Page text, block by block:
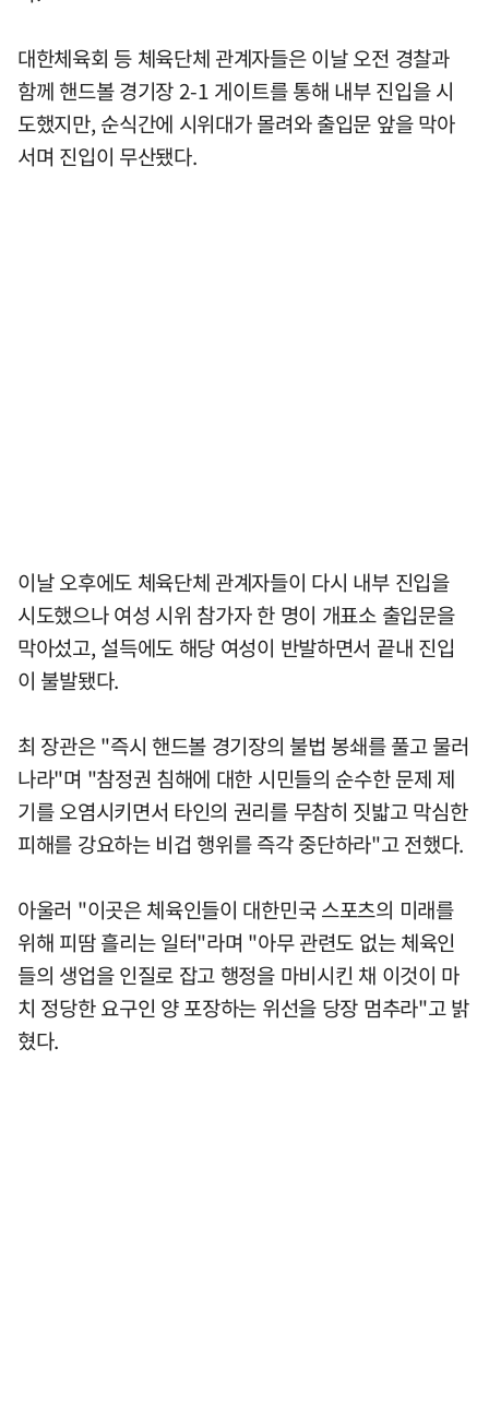
대한체육회 등 체육단체 관계자들은 이날 오전 경찰과
함께 핸드볼 경기장 2-1 게이트를 통해 내부 진입을 시
도했지만, 순식간에 시위대가 몰려와 출입문 앞을 막아
서며 진입이 무산됐다.
이날 오후에도 체육단체 관계자들이 다시 내부 진입을
시도했으나 여성 시위 참가자 한 명이 개표소 출입문을
막아섰고, 설득에도 해당 여성이 반발하면서 끝내 진입
이 불발됐다.
최 장관은 "즉시 핸드볼 경기장의 불법 봉쇄를 풀고 물러
나라"며 "참정권 침해에 대한 시민들의 순수한 문제 제
기를 오염시키면서 타인의 권리를 무참히 짓밟고 막심한
피해를 강요하는 비겁 행위를 즉각 중단하라"고 전했다.
아울러 "이곳은 체육인들이 대한민국 스포츠의 미래를
위해 피땀 흘리는 일터"라며 "아무 관련도 없는 체육인
들의 생업을 인질로 잡고 행정을 마비시킨 채 이것이 마
치 정당한 요구인 양 포장하는 위선을 당장 멈추라"고 밝
혔다.